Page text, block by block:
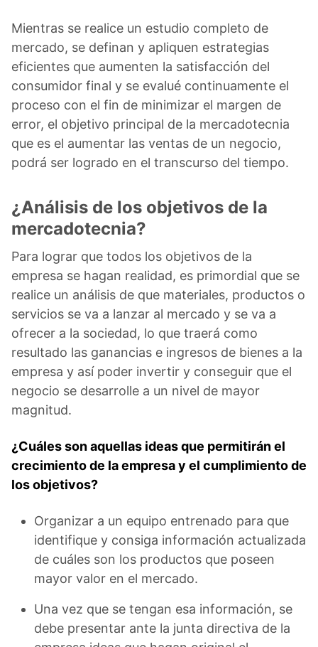
Mientras se realice un estudio completo de
mercado, se definan y apliquen estrategias
eficientes que aumenten la satisfacción del
consumidor final y se evalué continuamente el
proceso con el fin de minimizar el margen de
error, el objetivo principal de la mercadotecnia
que es el aumentar las ventas de un negocio,
podrá ser logrado en el transcurso del tiempo.
¿Análisis de los objetivos de la
mercadotecnia?
Para lograr que todos los objetivos de la
empresa se hagan realidad, es primordial que se
realice un análisis de que materiales, productos o
servicios se va a lanzar al mercado y se va a
ofrecer a la sociedad, lo que traerá como
resultado las ganancias e ingresos de bienes a la
empresa y así poder invertir y conseguir que el
negocio se desarrolle a un nivel de mayor
magnitud.
¿Cuáles son aquellas ideas que permitirán el
crecimiento de la empresa y el cumplimiento de
los objetivos?
Organizar a un equipo entrenado para que
identifique y consiga información actualizada
de cuáles son los productos que poseen
mayor valor en el mercado.
Una vez que se tengan esa información, se
debe presentar ante la junta directiva de la